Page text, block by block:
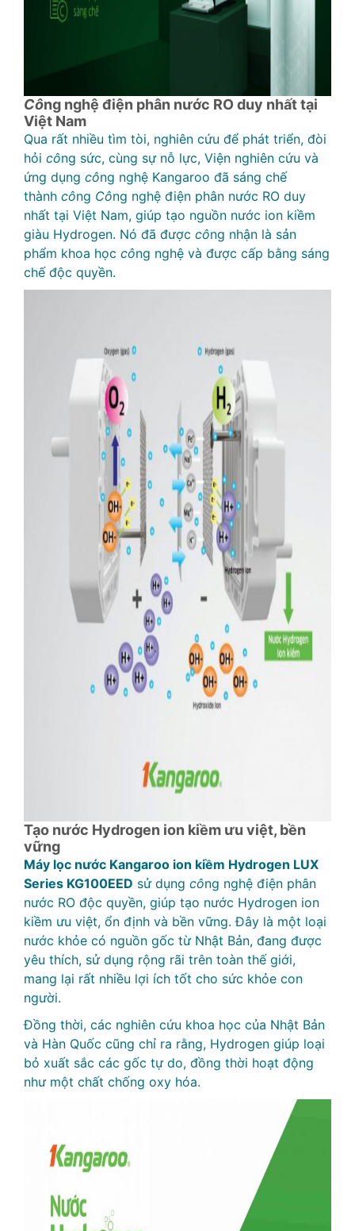
Công nghệ điện phân nước RO duy nhất tại
Việt Nam
Qua rất nhiều tìm tòi, nghiên cứu để phát triển, đòi
hỏi công sức, cùng sự nỗ lực, Viện nghiên cứu và
ứng dụng công nghệ Kangaroo đã sáng chế
thành công Công nghệ điện phân nước RO duy
nhất tại Việt Nam, giúp tạo nguồn nước ion kiềm
giàu Hydrogen. Nó đã được công nhận là sản
phẩm khoa học công nghệ và được cấp bằng sáng
chế độc quyền.
Tạo nước Hydrogen ion kiềm ưu việt, bền
vững
Máy lọc nước Kangaroo ion kiềm Hydrogen LUX
Series KG100EED sử dụng công nghệ điện phân
nước RO độc quyền, giúp tạo nước Hydrogen ion
kiềm ưu việt, ổn định và bền vững. Đây là một loại
nước khỏe có nguồn gốc từ Nhật Bản, đang được
yêu thích, sử dụng rộng rãi trên toàn thế giới,
mang lại rất nhiều lợi ích tốt cho sức khỏe con
người.
Đồng thời, các nghiên cứu khoa học của Nhật Bản
và Hàn Quốc cũng chỉ ra rằng, Hydrogen giúp loại
bỏ xuất sắc các gốc tự do, đồng thời hoạt động
như một chất chống oxy hóa.